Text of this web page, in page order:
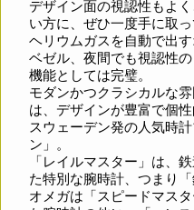
デザイン面の視認性もよ
い方に、ぜひ一度手に取
ヘリウムガスを自動で出
ベゼル、夜間でも視認性
機能としては完璧。
モダンかつクラシカルな
は、デザインが豊富で個性
スウェーデン発の人気時
ン」。
「レイルマスター」は、
た特別な腕時計、つまり「
オメガは「スピードマス